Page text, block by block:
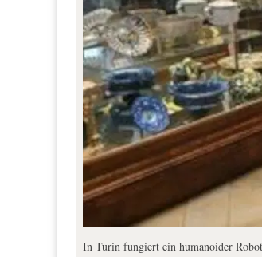
In Turin fungiert ein humanoider